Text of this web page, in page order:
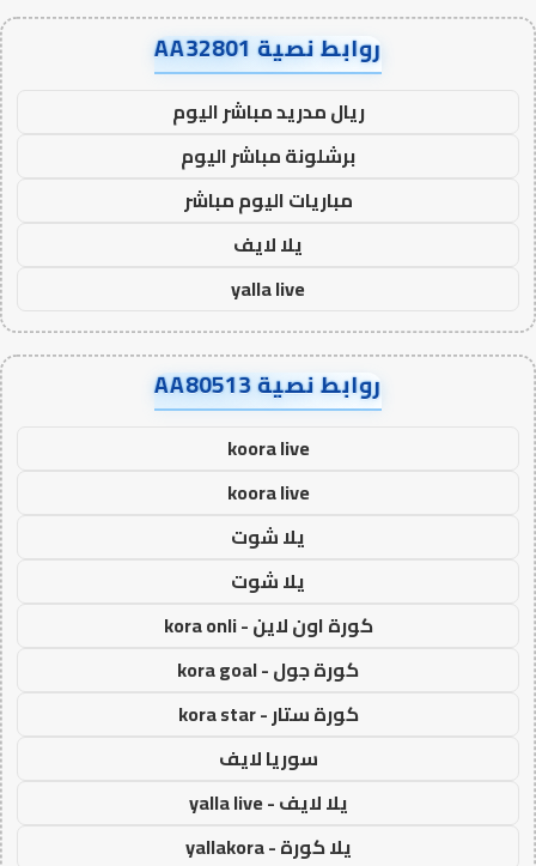
روابط نصية AA32801
ريال مدريد مباشر اليوم
برشلونة مباشر اليوم
مباريات اليوم مباشر
يلا لايف
yalla live
روابط نصية AA80513
koora live
koora live
يلا شوت
يلا شوت
كورة اون لاين - kora onli
كورة جول - kora goal
كورة ستار - kora star
سوريا لايف
يلا لايف - yalla live
يلا كورة - yallakora